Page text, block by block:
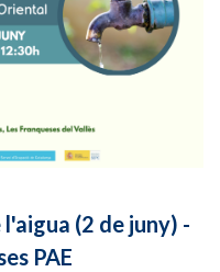
(2 de juny) -
PAE